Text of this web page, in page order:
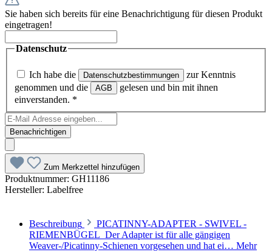
Sie haben sich bereits für eine Benachrichtigung für diesen Produkt
eingetragen!
Datenschutz
Ich habe die Datenschutzbestimmungen
zur Kenntnis
genommen und die
AGB
gelesen und bin mit ihnen
einverstanden. *
Benachrichtigen
Zum Merkzettel hinzufügen
Produktnummer: GH11186
Hersteller: Labelfree
Beschreibung
PICATINNY-ADAPTER - SWIVEL -
RIEMENBÜGEL Der Adapter ist für alle gängigen
Weaver-/Picatinny-Schienen vorgesehen und hat ei… Mehr